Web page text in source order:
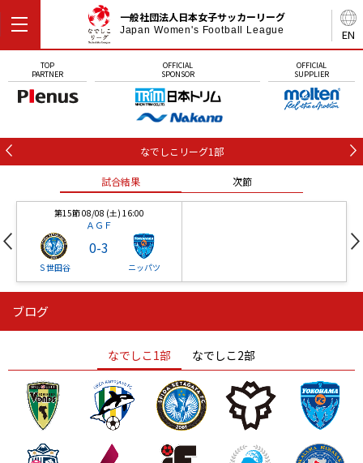
EN
一般社団法人日本女子サッカーリーグ
Japan Women's Football League
TOP
PARTNER
OFFICIAL
SPONSOR
OFFICIAL
SUPPLIER
なでしこリーグ1部
試合結果 次節
第15節 08/08 (土) 16:00
ＡＧＦ
Ｓ世田谷
0-3
ニッパツ
ニッパツ
ニッパツ 名古屋
石人の星
静岡 愛媛Ｌ
ブログ
なでしこ1部 なでしこ2部